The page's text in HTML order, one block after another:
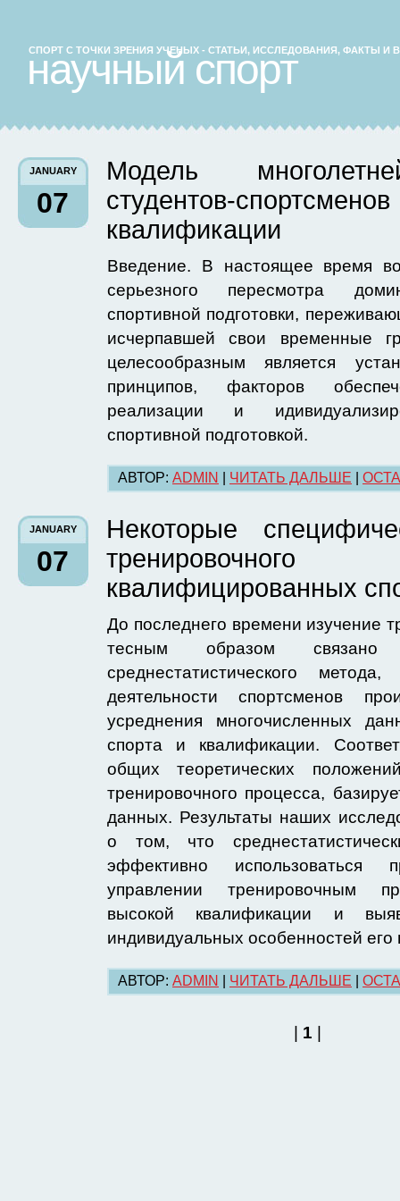
научный спорт
СПОРТ С ТОЧКИ ЗРЕНИЯ УЧЕНЫХ - СТАТЬИ, ИССЛЕДОВАНИЯ, ФАКТЫ И
JANUARY
07
Модель
студентов-
квалификации
Введение. В настоящее время
серьезного пересмотра
спортивной подготовки,
исчерпавшей свои временные
целесообразным является
принципов, факторов
реализации и
спортивной подготовкой.
АВТОР: ADMIN | ЧИТАТЬ ДАЛЬШЕ |
JANUARY
07
Некоторые
квалифицированных
До последнего времени изучение
тесным образом связано
среднестатистического
деятельности спортсменов
усреднения многочисленных
спорта и квалификации.
общих теоретических
тренировочного процесса,
данных. Результаты наших
о том, что
эффективно использоваться
управлении тренировочным
высокой квалификации и
индивидуальных особенностей его
АВТОР: ADMIN | ЧИТАТЬ ДАЛЬШЕ |
| 1 |